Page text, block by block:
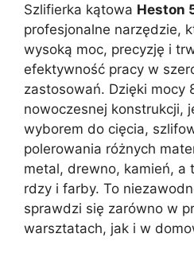
Szlifierka kątowa Heston
profesjonalne narzędzie,
wysoką moc, precyzję i
efektywność pracy w
zastosowań. Dzięki mocy
nowoczesnej konstrukcji,
wyborem do cięcia,
polerowania różnych
metal, drewno, kamień, a
rdzy i farby. To
sprawdzi się zarówno w
warsztatach, jak i w